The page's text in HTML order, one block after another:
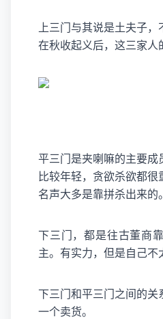
上三门与其说是土夫子，
在秋收起义后，这三家人
平三门是夹喇嘛的主要
比较年轻，贪欲杀欲都很
名声大多是靠拼杀出来的。
下三门，都是往古董商
主。有实力，但是自己不
下三门和平三门之间的关
一个卖货。